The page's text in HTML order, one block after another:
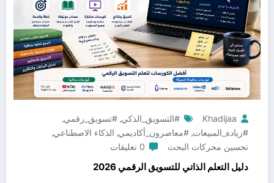
Khadijaa #التسويق_الذكي, #تسويق_رقمي,
#زيادة_المبيعات, #معاصرون_أكاديمي, الذكاء الاصطناعي,
تحسين محركات البحث 0 تعليقات
​دليل التعلم الذاتي للتسويق الرقمي 2026